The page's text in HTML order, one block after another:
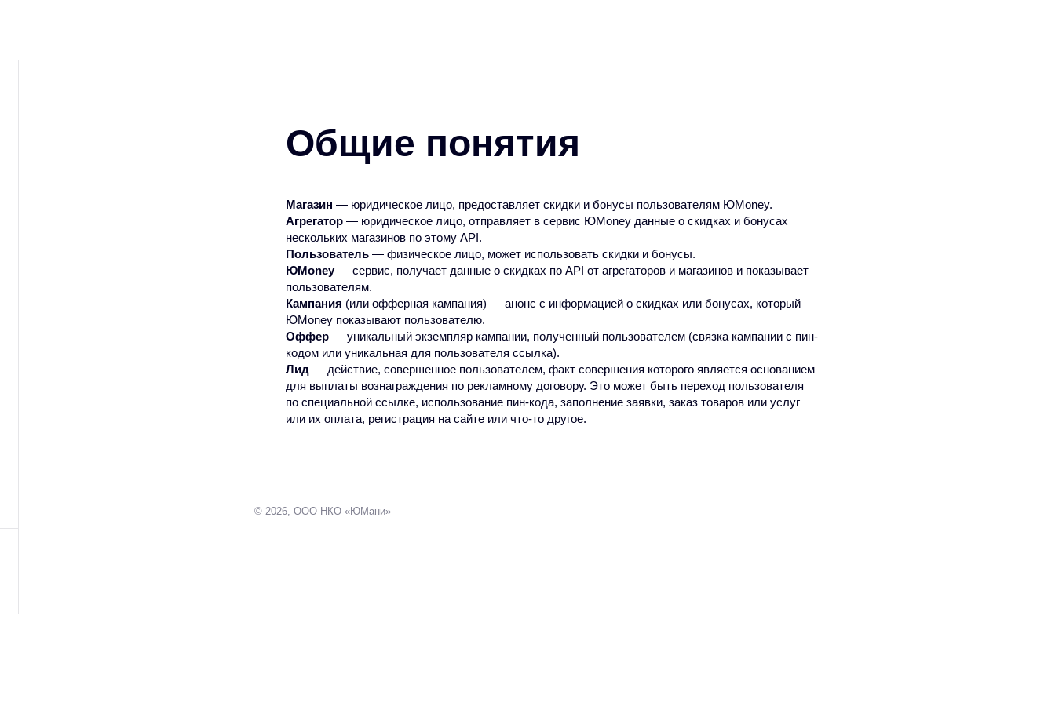
Общие понятия
Магазин — юридическое лицо, предоставляет скидки и бонусы пользователям ЮMoney.
Агрегатор — юридическое лицо, отправляет в сервис ЮMoney данные о скидках и бонусах
нескольких магазинов по этому API.
Пользователь — физическое лицо, может использовать скидки и бонусы.
ЮMoney— сервис, получает данные о скидках по API от агрегаторов и магазинов и показывает
пользователям.
Кампания (или офферная кампания) — анонс с информацией о скидках или бонусах, который
ЮMoney показывают пользователю.
Оффер — уникальный экземпляр кампании, полученный пользователем (связка кампании с пин-
кодом или уникальная для пользователя ссылка).
Лид — действие, совершенное пользователем, факт совершения которого является основанием
для выплаты вознаграждения по рекламному договору. Это может быть переход пользователя
по специальной ссылке, использование пин-кода, заполнение заявки, заказ товаров или услуг
или их оплата, регистрация на сайте или что-то другое.
© 2026, ООО НКО «ЮМани»